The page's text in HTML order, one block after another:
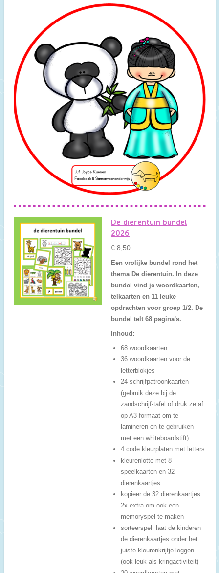
De dierentuin bundel
2026
€ 8,50
Een vrolijke bundel rond het
thema De dierentuin. In deze
bundel vind je woordkaarten,
telkaarten en 11 leuke
opdrachten voor groep 1/2. De
bundel telt 68 pagina's.
Inhoud:
68 woordkaarten
36 woordkaarten voor de
letterblokjes
24 schrijfpatroonkaarten
(gebruik deze bij de
zandschrijf-tafel of druk ze af
op A3 formaat om te
lamineren en te gebruiken
met een whiteboardstift)
4 code kleurplaten met letters
kleurenlotto met 8
speelkaarten en 32
dierenkaartjes
kopieer de 32 dierenkaartjes
2x extra om ook een
memoryspel te maken
sorteerspel: laat de kinderen
de dierenkaartjes onder het
juiste kleurenkrijtje leggen
(ook leuk als kringactiviteit)